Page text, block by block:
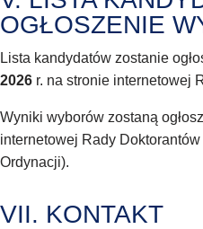
OGŁOSZENIE
Lista kandydatów zostanie
2026 r. na stronie internetowej
Wyniki wyborów zostaną
internetowej Rady
Ordynacji).
VII. KONTAKT